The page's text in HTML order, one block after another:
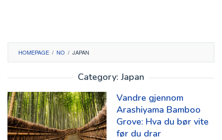
HOMEPAGE / NO / JAPAN
Category: Japan
Vandre gjennom
Arashiyama Bamboo
Grove: Hva du bør vite
før du drar